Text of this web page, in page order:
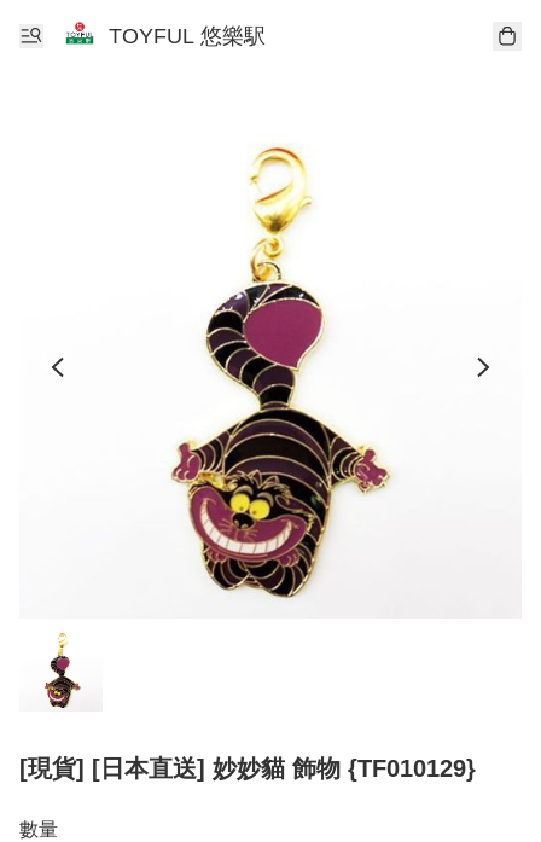
TOYFUL 悠樂駅
[現貨] [日本直送] 妙妙貓 飾物 {TF010129}
數量